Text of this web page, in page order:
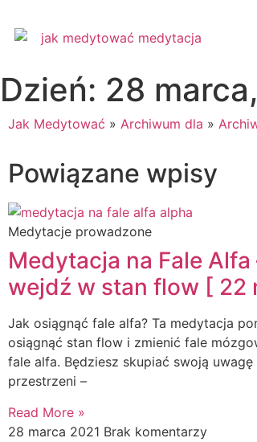
Dzień: 28
Jak Medytować » Archiwum dla »
Powiązane wpisy
Medytacje prowadzone
Medytacja na Fale Alfa
wejdź w stan flow [ 22
Jak osiągnąć fale alfa? Ta medytacja
osiągnąć stan flow i zmienić fale
fale alfa. Będziesz skupiać swoją uwagę
przestrzeni –
Read More »
28 marca 2021 Brak komentarzy